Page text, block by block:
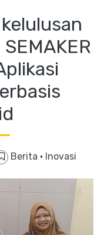
Berita · Inovasi